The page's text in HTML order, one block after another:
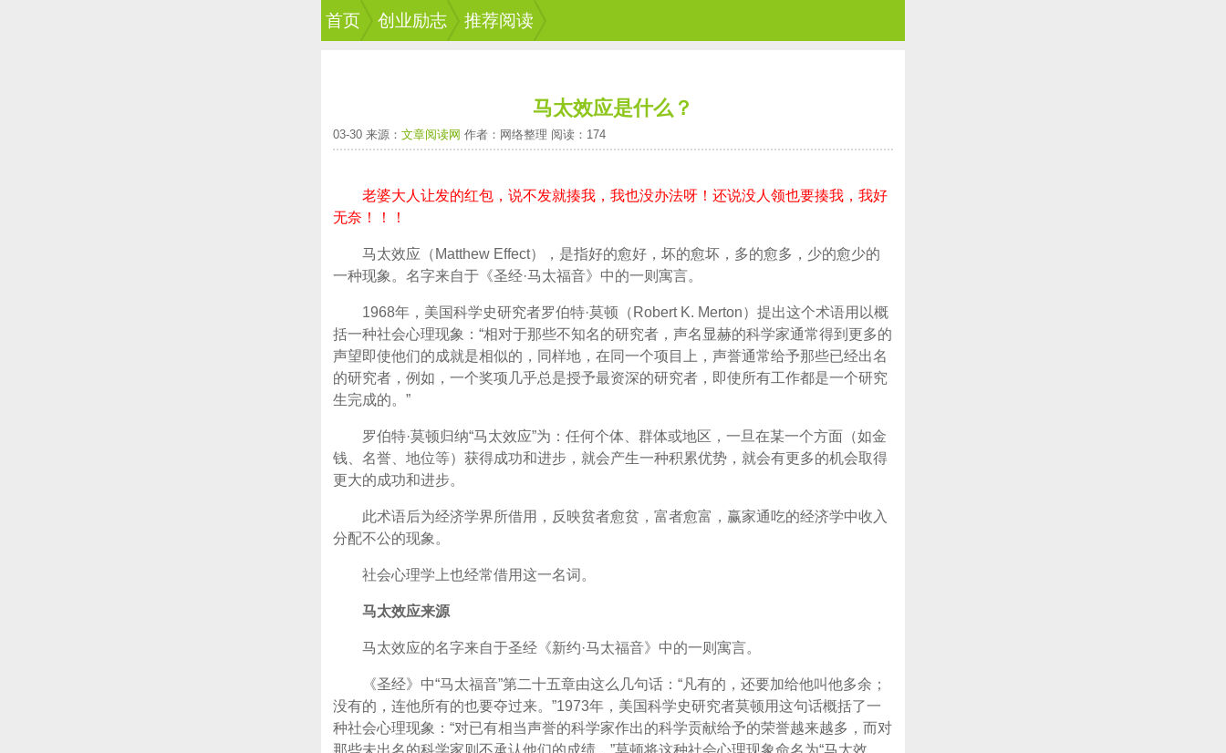
首页 创业励志 推荐阅读
马太效应是什么？
03-30 来源： 文章阅读网 作者：网络整理 阅读：174
老婆大人让发的红包，说不发就揍我，我也没办法呀！还说没人领也要揍我，我好
无奈！！！
马太效应（Matthew Effect），是指好的愈好，坏的愈坏，多的愈多，少的愈少的
一种现象。名字来自于《圣经·马太福音》中的一则寓言。
1968年，美国科学史研究者罗伯特·莫顿（Robert K. Merton）提出这个术语用以概
括一种社会心理现象：“相对于那些不知名的研究者，声名显赫的科学家通常得到更多的
声望即使他们的成就是相似的，同样地，在同一个项目上，声誉通常给予那些已经出名
的研究者，例如，一个奖项几乎总是授予最资深的研究者，即使所有工作都是一个研究
生完成的。”
罗伯特·莫顿归纳“马太效应”为：任何个体、群体或地区，一旦在某一个方面（如金
钱、名誉、地位等）获得成功和进步，就会产生一种积累优势，就会有更多的机会取得
更大的成功和进步。
此术语后为经济学界所借用，反映贫者愈贫，富者愈富，赢家通吃的经济学中收入
分配不公的现象。
社会心理学上也经常借用这一名词。
马太效应来源
马太效应的名字来自于圣经《新约·马太福音》中的一则寓言。
《圣经》中“马太福音”第二十五章由这么几句话：“凡有的，还要加给他叫他多余；
没有的，连他所有的也要夺过来。”1973年，美国科学史研究者莫顿用这句话概括了一
种社会心理现象：“对已有相当声誉的科学家作出的科学贡献给予的荣誉越来越多，而对
那些未出名的科学家则不承认他们的成绩。”莫顿将这种社会心理现象命名为“马太效